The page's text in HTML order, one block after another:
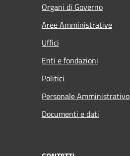
Organi di Governo
Aree Amministrative
Uffici
Enti e fondazioni
Politici
Personale Amministrativo
Documenti e dati